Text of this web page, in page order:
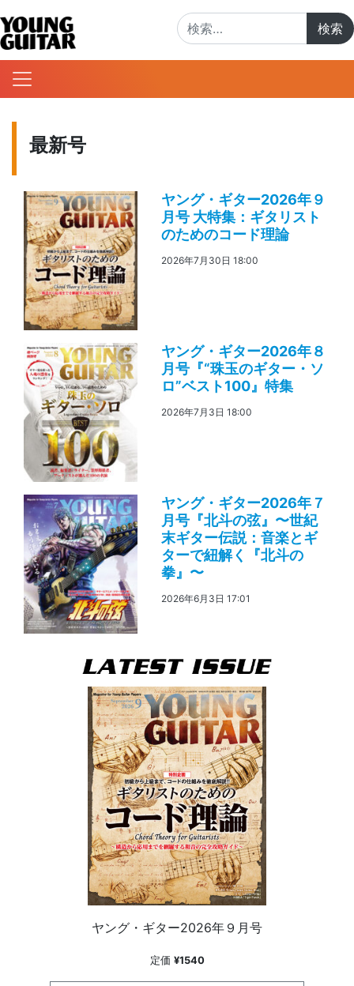
最新号
ヤング・ギター2026年９
月号 大特集：ギタリスト
のためのコード理論
2026年7月30日 18:00
ヤング・ギター2026年８
月号『“珠玉のギター・ソ
ロ”ベスト100』特集
2026年7月3日 18:00
ヤング・ギター2026年７
月号『北斗の弦』〜世紀
末ギター伝説：音楽とギ
ターで紐解く『北斗の
拳』〜
2026年6月3日 17:01
ヤング・ギター2026年９月号
定価 ¥1540